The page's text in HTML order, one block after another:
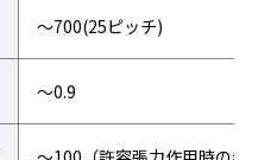
〜700(25ピッチ)
〜0.9